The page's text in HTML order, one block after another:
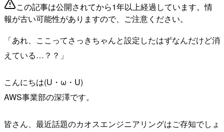
この記事は公開されてから1年以上経過しています。情
報が古い可能性がありますので、ご注意ください。
「あれ、ここってさっきちゃんと設定したはずなんだけど消
えている…？？」
こんにちは(U・ω・U)
AWS事業部の深澤です。
皆さん、最近話題のカオスエンジニアリングはご存知でしょ